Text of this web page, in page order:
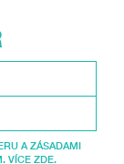
A ZÁSADAMI
VÍCE ZDE.